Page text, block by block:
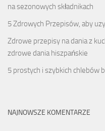
na sezonowych składnikach
5 Zdrowych Przepisów, aby
Zdrowe przepisy na dania z
zdrowe dania hiszpańskie
5 prostych i szybkich chlebów
NAJNOWSZE KOMENTARZE